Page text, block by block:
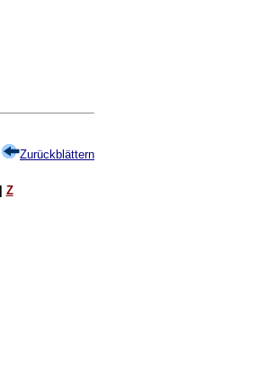
Zurückblättern
Z